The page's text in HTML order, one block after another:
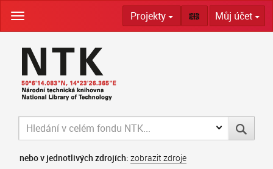
navigation
nebo v jednotlivých zdrojích: zobrazit zdroje
Projekty Můj účet